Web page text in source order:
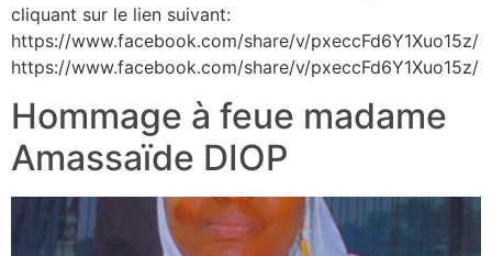
cliquant sur le lien suivant:
https://www.facebook.com/share/v/pxeccFd6Y1Xuo15z/
https://www.facebook.com/share/v/pxeccFd6Y1Xuo15z/
Hommage à feue madame
Amassaïde DIOP